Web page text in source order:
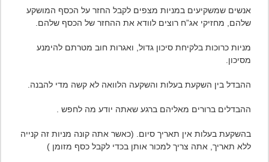
אנשים שמשקיעים במניות מצפים לקבל החזר על הכסף המושקע
שלהם, מחזיקי אג”ח רוצים לוודא את ההחזר של הכסף שלהם.
מניות כרוכות בלקיחת סיכון גדול, ואגרות חוב מטרתם להימנע
מסיכון.
ההבדל בין השקעת בעלות והשקעה הלוואה לא קשה מדי להבנה.
ההבדלים ברורים מאליהם ברגע שאתה יודע מה לחפש .
בהשקעת בעלות אין תאריך סיום. (כאשר אתה קונה מניות זה קנייה
ללא תאריך, אתה צריך למכור אותן בכדי לקבל כסף מזומן )